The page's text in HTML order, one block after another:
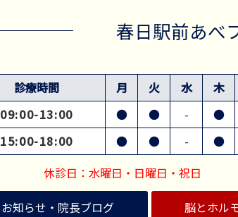
春日駅前あべ
休診日：水曜日・日曜日・祝日
診療時間 月 火 水 木
09:00-13:00
● ● - ●
15:00-18:00
● ● - ●
お知らせ・院長ブログ 脳とホル